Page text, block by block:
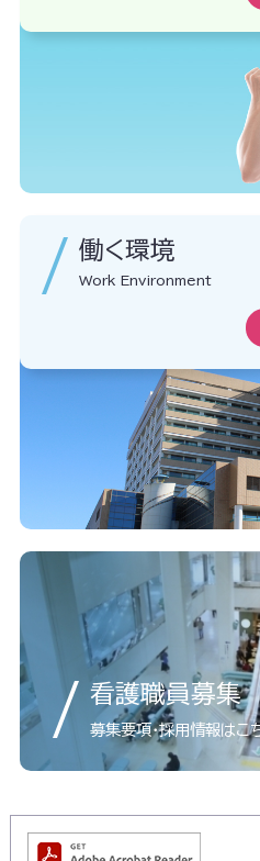
働く環境
Work Environment
看護職員募集
募集要項・採用情報はこ